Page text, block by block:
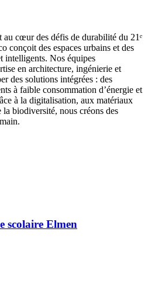
au cœur des défis de durabilité du 21ᵉ
conçoit des espaces urbains et des
intelligents. Nos équipes
en architecture, ingénierie et
des solutions intégrées : des
à faible consommation d’énergie et
à la digitalisation, aux matériaux
biodiversité, nous créons des
scolaire Elmen